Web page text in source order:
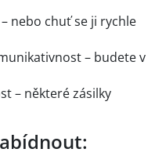
nebo chuť se ji rychle
– budete v
– některé zásilky